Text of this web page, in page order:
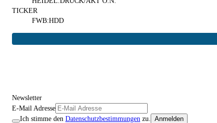
TICKER
FWB:HDD
Newsletter
E-Mail Adresse
Ich stimme den Datenschutzbestimmungen zu. Anmelden